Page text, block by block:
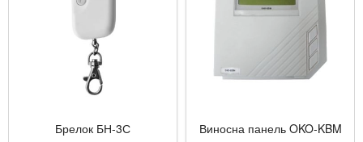
Брелок БН-3С Виносна панель OKO-KBM